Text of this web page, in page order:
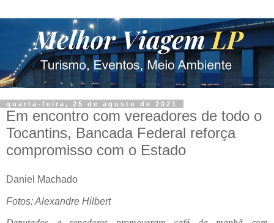
quarta-feira, 25 de agosto de 2021
Em encontro com vereadores de todo o
Tocantins, Bancada Federal reforça
compromisso com o Estado
Daniel Machado
Fotos: Alexandre Hilbert